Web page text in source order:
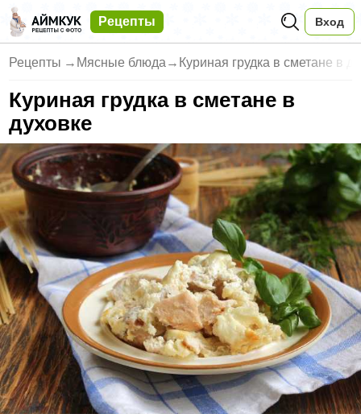
Рецепты Вход
Рецепты → Мясные блюда → Куриная грудка в сметане в
Куриная грудка в сметане в
духовке